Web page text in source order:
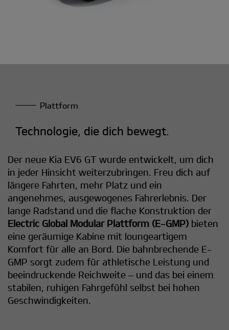
Plattform
Technologie, die dich bewegt.
Der neue Kia EV6 GT wurde entwickelt, um dich
in jeder Hinsicht weiterzubringen. Freu dich auf
längere Fahrten, mehr Platz und ein
angenehmes, ausgewogenes Fahrerlebnis. Der
lange Radstand und die flache Konstruktion der
Electric Global Modular Plattform (E-GMP) bieten
eine geräumige Kabine mit loungeartigem
Komfort für alle an Bord. Die bahnbrechende E-
GMP sorgt zudem für athletische Leistung und
beeindruckende Reichweite – und das bei einem
stabilen, ruhigen Fahrgefühl selbst bei hohen
Geschwindigkeiten.